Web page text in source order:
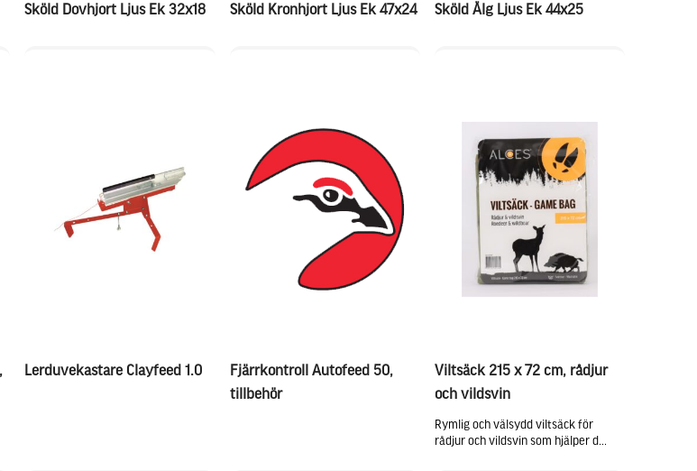
Sköld Dovhjort Ljus Ek 32x18 Sköld Kronhjort Ljus Ek 47x24 Sköld Älg Ljus Ek 44x25
Lerduvekastare Clayfeed 1.0
Fjärrkontroll Autofeed 50,
tillbehör
Viltsäck 215 x 72 cm, rådjur
och vildsvin
Rymlig och välsydd viltsäck för
rådjur och vildsvin som hjälper d...